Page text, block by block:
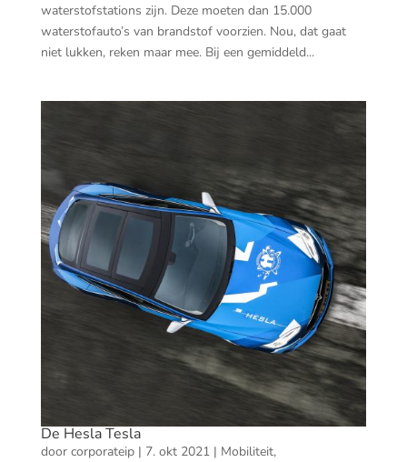
waterstofstations zijn. Deze moeten dan 15.000
waterstofauto’s van brandstof voorzien. Nou, dat gaat
niet lukken, reken maar mee. Bij een gemiddeld...
De Hesla Tesla
door corporateip| 7. okt 2021| Mobiliteit,